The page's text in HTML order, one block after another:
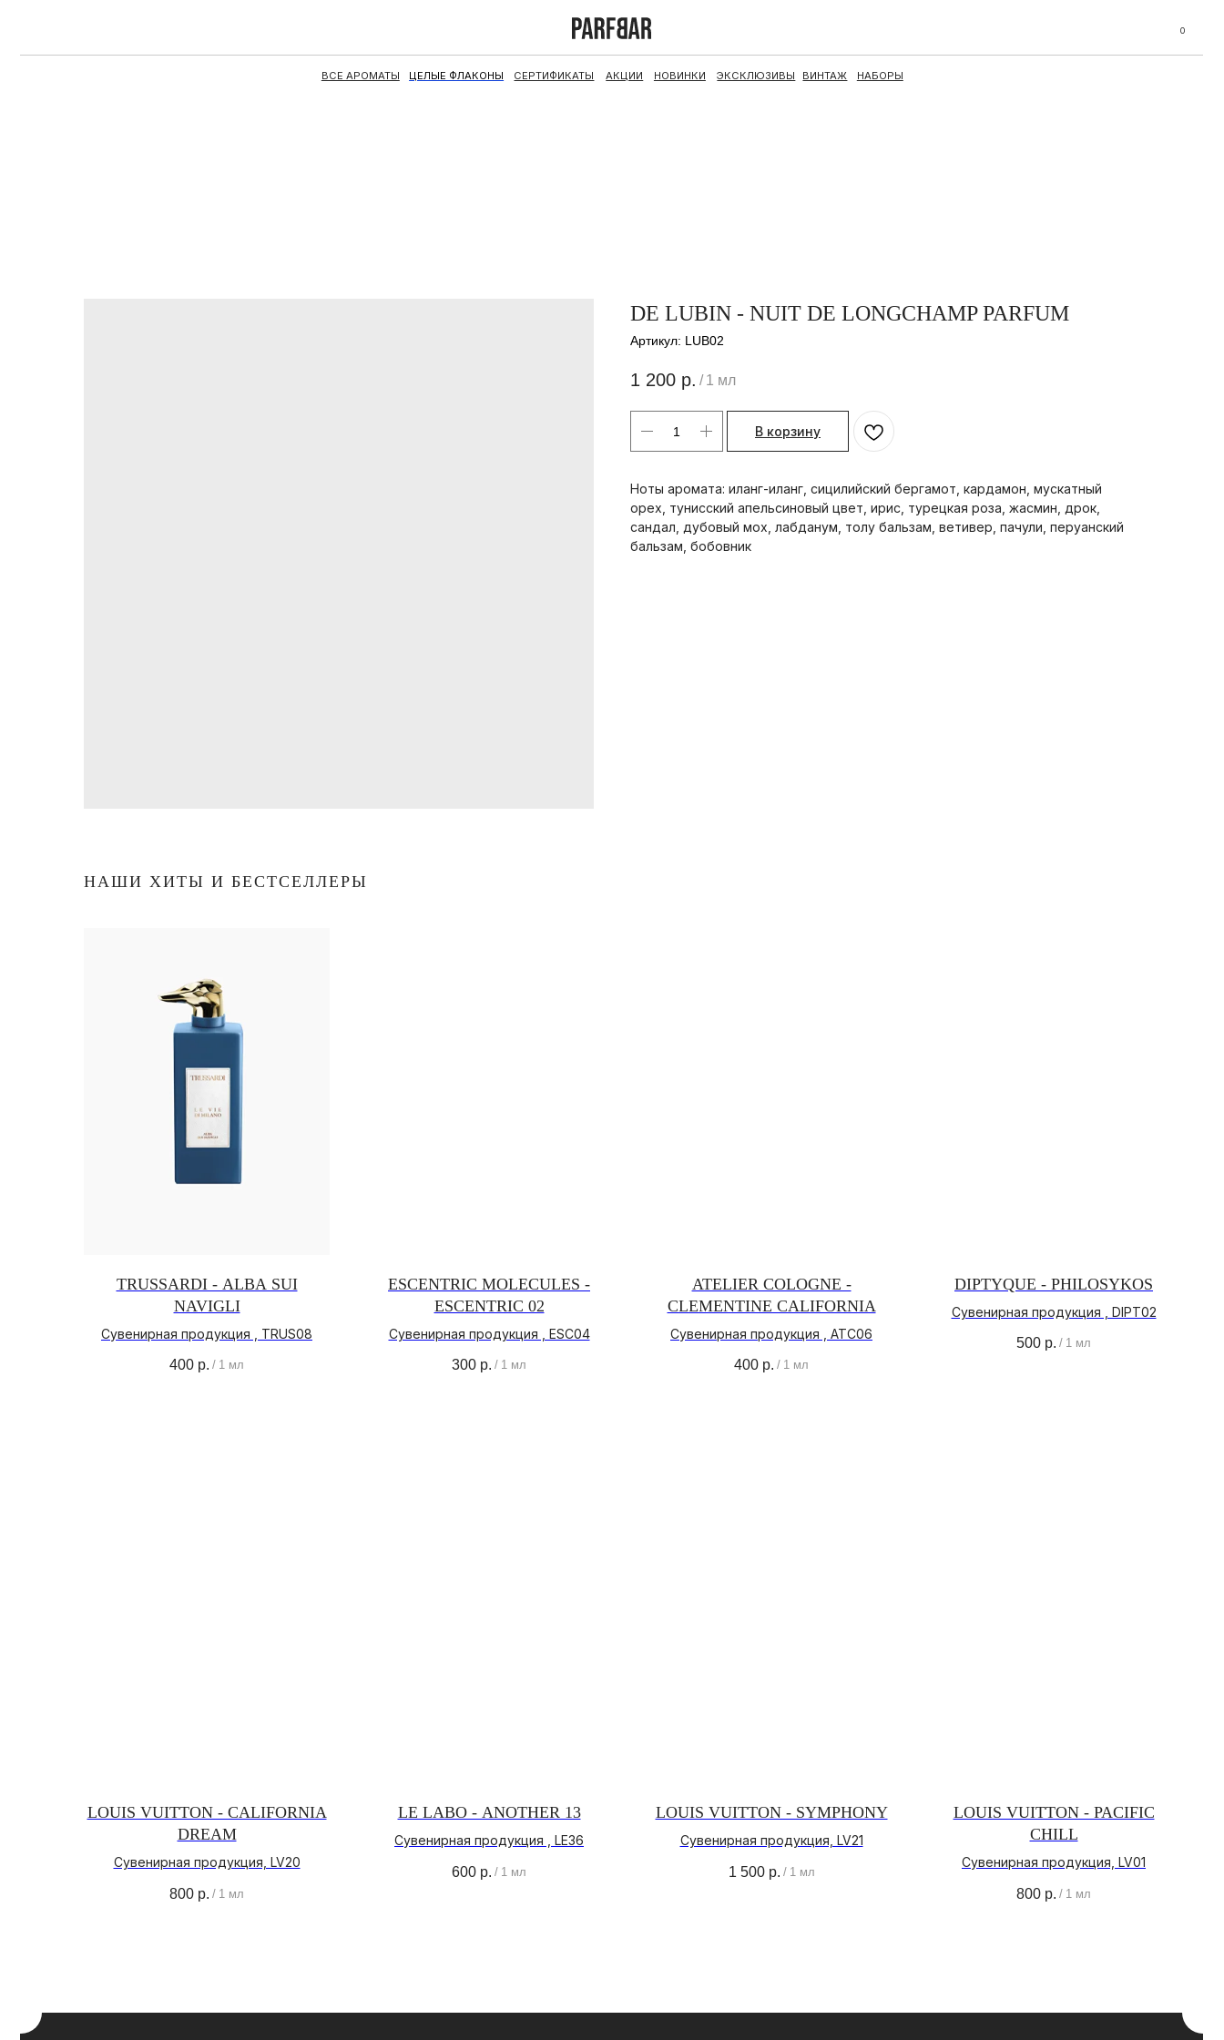
DE LUBIN - NUIT DE LONGCHAMP PARFUM
Артикул: LUB02
1 200 р. / 1 мл
В корзину
Ноты аромата: иланг-иланг, сицилийский бергамот, кардамон, мускатный
орех, тунисский апельсиновый цвет, ирис, турецкая роза, жасмин, дрок,
сандал, дубовый мох, лабданум, толу бальзам, ветивер, пачули, перуанский
бальзам, бобовник
НАШИ ХИТЫ И БЕСТСЕЛЛЕРЫ
TRUSSARDI - ALBA SUI
NAVIGLI
Сувенирная продукция , TRUS08
400 р. / 1 мл
ESCENTRIC MOLECULES -
ESCENTRIC 02
Сувенирная продукция , ESC04
300 р. / 1 мл
ATELIER COLOGNE -
CLEMENTINE CALIFORNIA
Сувенирная продукция , ATC06
400 р. / 1 мл
DIPTYQUE - PHILOSYKOS
Сувенирная продукция , DIPT02
500 р. / 1 мл
LOUIS VUITTON - CALIFORNIA
DREAM
Сувенирная продукция, LV20
800 р. / 1 мл
LE LABO - ANOTHER 13
Сувенирная продукция , LE36
600 р. / 1 мл
LOUIS VUITTON - SYMPHONY
Сувенирная продукция, LV21
1 500 р. / 1 мл
LOUIS VUITTON - PACIFIC
CHILL
Сувенирная продукция, LV01
800 р. / 1 мл
ПОКУПАТЕЛЯМ КОНТАКТЫ
О НАС
© PARFBAR, 2026. ВСЕ ПРАВА ЗАЩИЩЕНЫ.